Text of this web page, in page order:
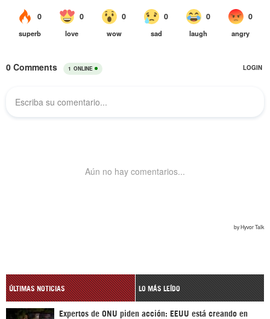
ÚLTIMAS NOTICIAS LO MÁS LEÍDO
Expertos de ONU piden acción: EEUU está creando en